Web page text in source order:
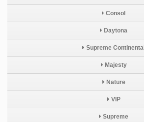
Consol
Daytona
Supreme Continental
Majesty
Nature
VIP
Supreme